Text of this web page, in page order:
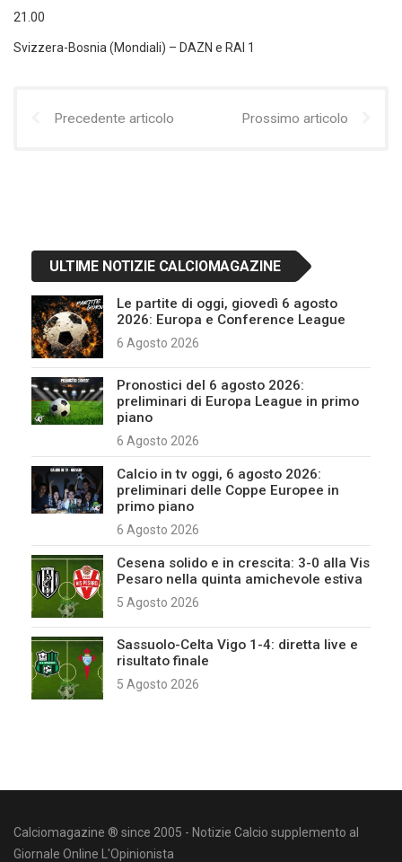
21.00
Svizzera-Bosnia (Mondiali) – DAZN e RAI 1
Precedente articolo Prossimo articolo
ULTIME NOTIZIE CALCIOMAGAZINE
Le partite di oggi, giovedì 6 agosto
2026: Europa e Conference League
6 Agosto 2026
Pronostici del 6 agosto 2026:
preliminari di Europa League in primo
piano
6 Agosto 2026
Calcio in tv oggi, 6 agosto 2026:
preliminari delle Coppe Europee in
primo piano
6 Agosto 2026
Cesena solido e in crescita: 3-0 alla Vis
Pesaro nella quinta amichevole estiva
5 Agosto 2026
Sassuolo-Celta Vigo 1-4: diretta live e
risultato finale
5 Agosto 2026
Calciomagazine ® since 2005 - Notizie Calcio supplemento al
Giornale Online L'Opinionista